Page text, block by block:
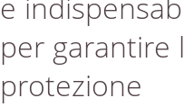
per garantire
protezione